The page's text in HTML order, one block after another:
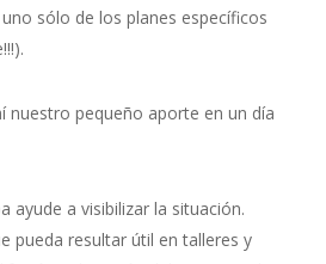
sólo de los planes específicos
nuestro pequeño aporte en un día
ayude a visibilizar la situación.
pueda resultar útil en talleres y